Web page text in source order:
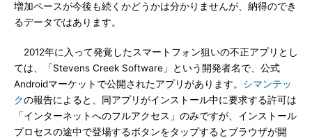
増加ペースが今後も続くかどうかは分かりませんが、納得のでき
るデータではあります。
2012年に入って発覚したスマートフォン狙いの不正アプリとし
ては、「Stevens Creek Software」という開発者名で、公式
Androidマーケットで公開されたアプリがあります。 シマンテッ
クの報告によると、同アプリがインストール中に要求する許可は
「インターネットへのフルアクセス」のみですが、インストール
プロセスの途中で登場するボタンをタップするとブラウザが開